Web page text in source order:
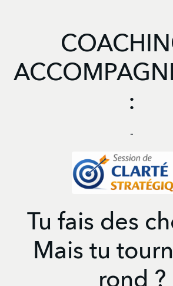
:
-
Tu fais des
Mais tu
rond ?